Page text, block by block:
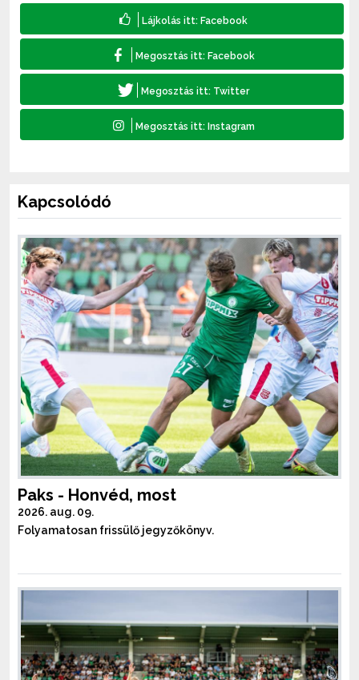
Kapcsolódó
Paks - Honvéd, most
2026. aug. 09.
Folyamatosan frissülő jegyzőkönyv.